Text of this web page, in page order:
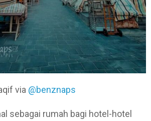
via @benznaps
sebagai rumah bagi hotel-hotel